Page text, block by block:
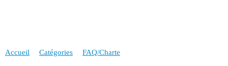
Accueil Catégories FAQ/Charte